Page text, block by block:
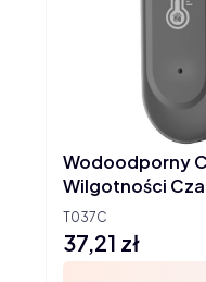
T037C
Wodoodporny
Wilgotności
Cena
37,21 zł